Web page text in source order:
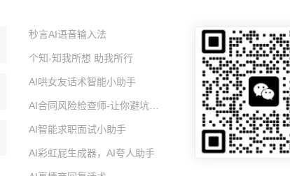
秒言AI语音输入法
个知-知我所想 助我所行
AI哄女友话术智能小助手
AI智能求职面试小助手
AI彩虹屁生成器，AI夸人助手